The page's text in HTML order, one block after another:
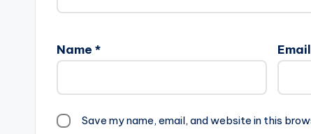
Name *
Save my name, email, and website in this